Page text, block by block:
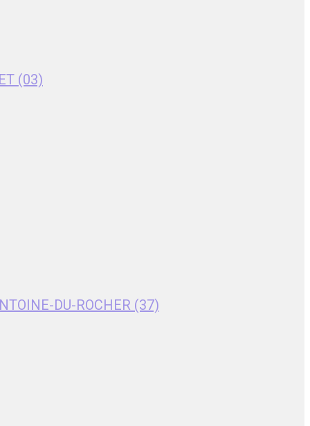
(03)
DU-ROCHER (37)